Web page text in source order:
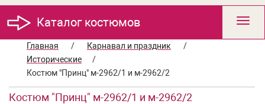
Каталог костюмов
Главная
/ Карнавал и праздник
/
Исторические
/
Костюм "Принц" м-2962/1 и м-2962/2
Костюм "Принц" м-2962/1 и м-2962/2